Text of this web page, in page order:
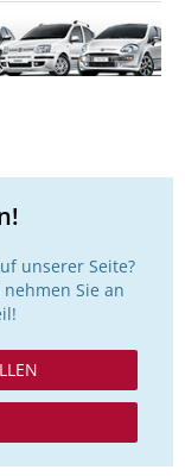
unserer Seite?
Sie an